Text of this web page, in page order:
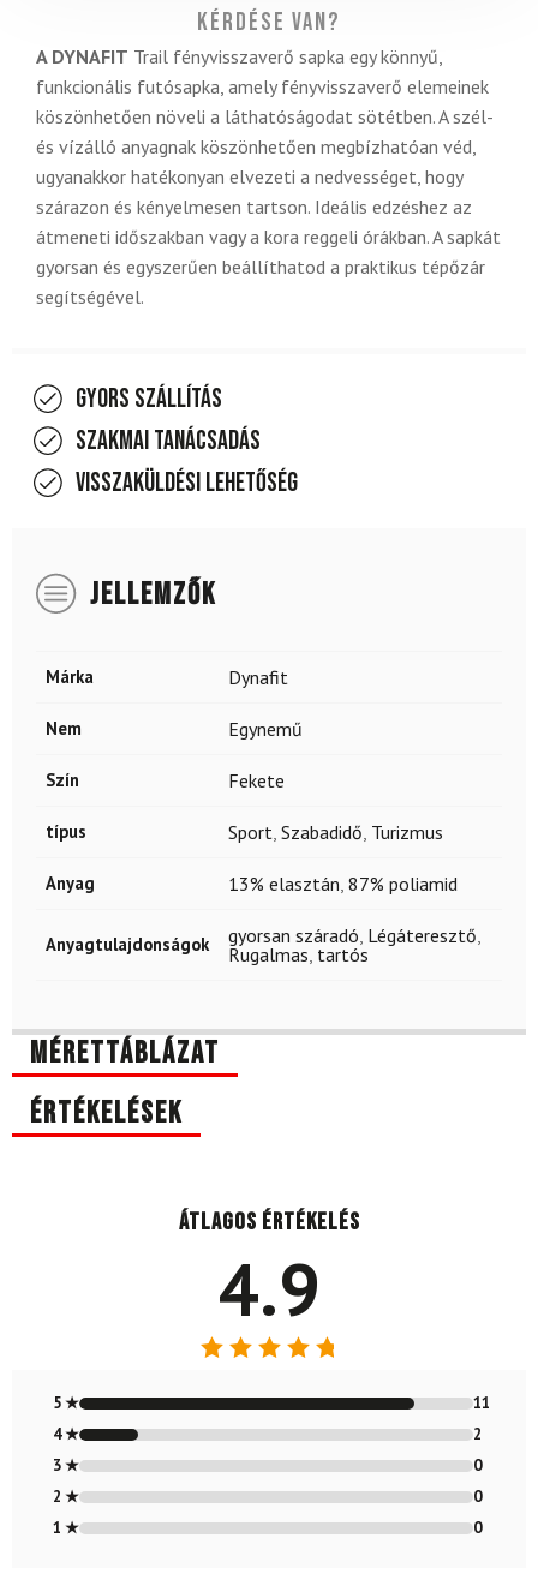
Kérdése van?
A DYNAFIT Trail fényvisszaverő sapka egy könnyű,
funkcionális futósapka, amely fényvisszaverő elemeinek
köszönhetően növeli a láthatóságodat sötétben. A szél-
és vízálló anyagnak köszönhetően megbízhatóan véd,
ugyanakkor hatékonyan elvezeti a nedvességet, hogy
szárazon és kényelmesen tartson. Ideális edzéshez az
átmeneti időszakban vagy a kora reggeli órákban. A sapkát
gyorsan és egyszerűen beállíthatod a praktikus tépőzár
segítségével.
Gyors szállítás
Szakmai tanácsadás
Visszaküldési lehetőség
JELLEMZŐK
Márka Dynafit
Nem Egynemű
Szín Fekete
típus Sport Szabadidő Turizmus
Anyag 13% elasztán 87% poliamid
Anyagtulajdonságok gyorsan száradó Légáteresztő
Rugalmas tartós
Mérettáblázat
Értékelések
Átlagos értékelés
4.9
4.85/ 5
5 ★
11
4 ★
2
3 ★
0
2 ★
0
1 ★
0